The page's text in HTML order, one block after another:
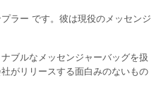
ラー です。彼は現役のメッセンジ
ブルなメッセンジャーバッグを扱
がリリースする面白みのないもの